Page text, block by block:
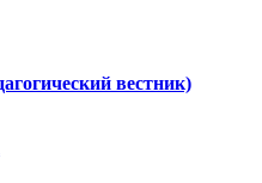
вестник)